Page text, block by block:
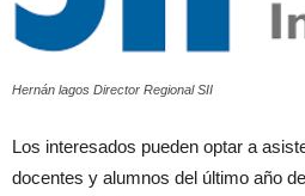
Hernán lagos Director Regional SII
Los interesados pueden optar a
docentes y alumnos del último año